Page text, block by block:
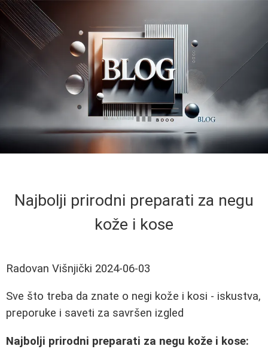
Najbolji prirodni preparati za negu
kože i kose
Radovan Višnjički 2024-06-03
Sve što treba da znate o negi kože i kosi - iskustva,
preporuke i saveti za savršen izgled
Najbolji prirodni preparati za negu kože i kose: